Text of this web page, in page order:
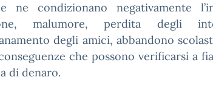
ne condizionano negativamente
malumore, perdita degli
degli amici, abbandono
che possono verificarsi a
di denaro.